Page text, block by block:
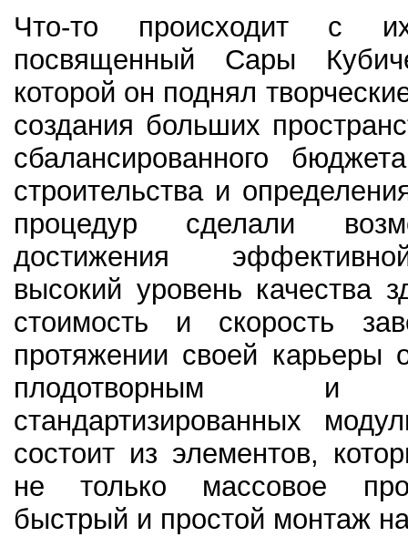
Что-то происходит с
посвященный Сары
которой он поднял
создания больших
сбалансированного
строительства и
процедур сделали
достижения
высокий уровень качества
стоимость и скорость
протяжении своей карьеры
плодотворным и
стандартизированных
состоит из элементов,
не только массовое
быстрый и простой монтаж